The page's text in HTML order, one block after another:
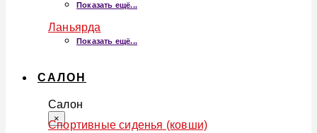
Показать ещё...
Ланьярда
Показать ещё...
САЛОН
Салон
×
Спортивные сиденья (ковши)